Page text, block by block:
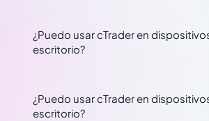
¿Puedo usar cTrader en
escritorio?
¿Puedo usar cTrader en
escritorio?